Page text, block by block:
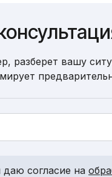
разберет вашу
согласие на